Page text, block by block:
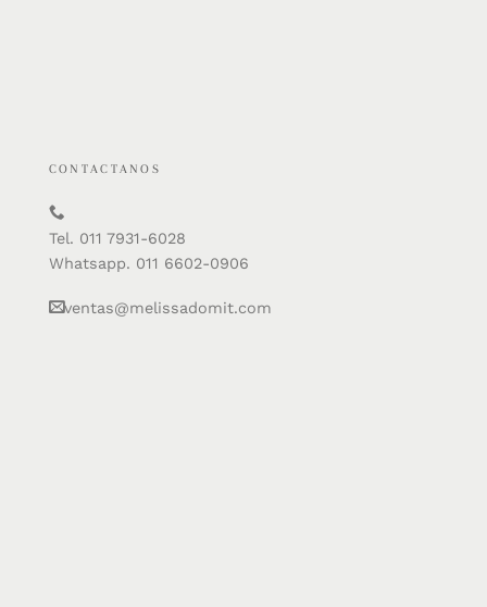
CONTACTANOS
Tel. 011 7931-6028
Whatsapp. 011 6602-0906
ventas@melissadomit.com